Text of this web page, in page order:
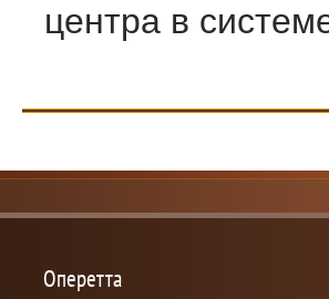
центра в
Оперетта